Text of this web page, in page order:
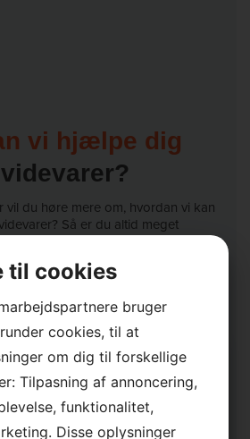
vi hjælpe dig
vil du høre mere om, hvordan vi kan
Så er du altid meget
os, så vi kan finde den rigtige
til cookies
bruger
cookies, til at
om dig til forskellige
Tilpasning af annoncering,
funktionalitet,
Disse oplysninger